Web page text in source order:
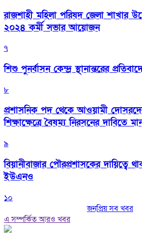
রাজশাহী মহিলা পরিষদ জেলা শাখার
২০২৪ কর্মী সভার আয়োজন
৭
শিশু পুনর্বাসন কেন্দ্র স্থানান্তরের
৮
প্রশাসনিক পদ থেকে আওয়ামী
শিক্ষাক্ষেত্রে বৈষম্য নিরসনের দাবিতে
৯
বিয়ানীবাজার পৌরপ্রশাসকের দায়িত্বে
ইউএনও
১০
জনপ্রিয় সব খবর
এ সম্পর্কিত আরও খবর